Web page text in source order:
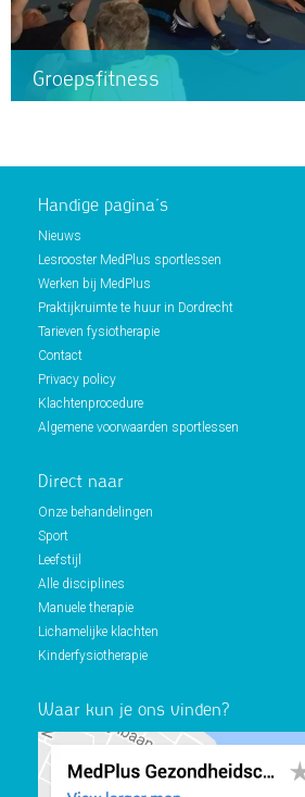
Groepsfitness
Handige pagina’s
Nieuws
Lesrooster MedPlus sportlessen
Werken bij MedPlus
Praktijkruimte te huur in Dordrecht
Tarieven fysiotherapie
Contact
Privacy policy
Klachtenprocedure
Algemene voorwaarden sportlessen
Direct naar
Onze behandelingen
Sport
Leefstijl
Alle disciplines
Manuele therapie
Lichamelijke klachten
Kinderfysiotherapie
Waar kun je ons vinden?